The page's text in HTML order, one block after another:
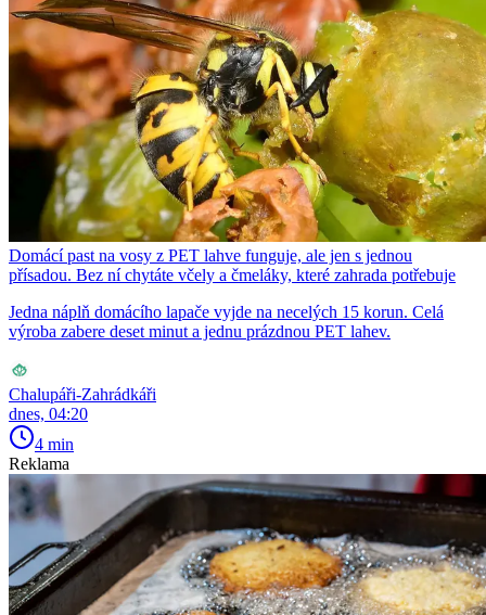
Domácí past na vosy z PET lahve funguje, ale jen s jednou
přísadou. Bez ní chytáte včely a čmeláky, které zahrada potřebuje
Jedna náplň domácího lapače vyjde na necelých 15 korun. Celá
výroba zabere deset minut a jednu prázdnou PET lahev.
Chalupáři-Zahrádkáři
dnes, 04:20
4 min
Reklama